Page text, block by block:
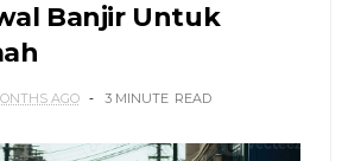
Banjir Untuk
AGO 3 MINUTE READ